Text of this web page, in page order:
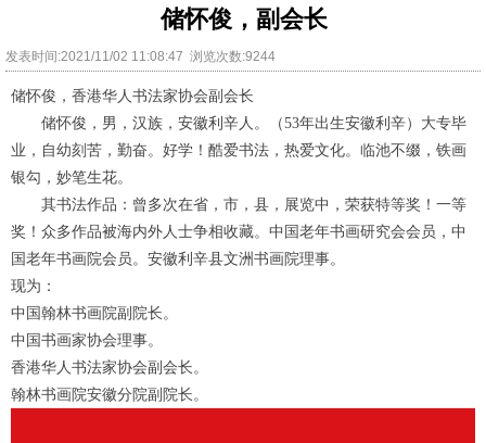
储怀俊，副会长
发表时间:2021/11/02 11:08:47 浏览次数:9244
储怀俊， 香港华人书法家协会副会长
储怀俊，男，汉族，安徽利辛人。（53年出生安徽利辛）大专毕
业，自幼刻苦，勤奋。好学！酷爱书法，热爱文化。临池不缀，铁画
银勾，妙笔生花。
其书法作品：曾多次在省，市，县，展览中，荣获特等奖！一等
奖！众多作品被海内外人士争相收藏。中国老年书画研究会会员，中
国老年书画院会员。安徽利辛县文洲书画院理事。
现为：
中国翰林书画院副院长。
中国书画家协会理事。
香港华人书法家协会副会长。
翰林书画院安徽分院副院长。